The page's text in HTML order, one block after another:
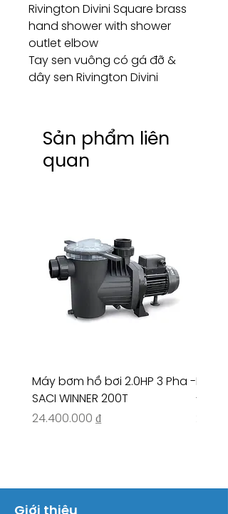
Rivington Divini Square brass
hand shower with shower
outlet elbow
Tay sen vuông có gá đỡ &
dây sen Rivington Divini
Sản phẩm liên
quan
Máy bơm hồ bơi 2.0HP 3 Pha -
SACI WINNER 200T
Giá
24.400.000 ₫
Máy
-
Giới thiệu